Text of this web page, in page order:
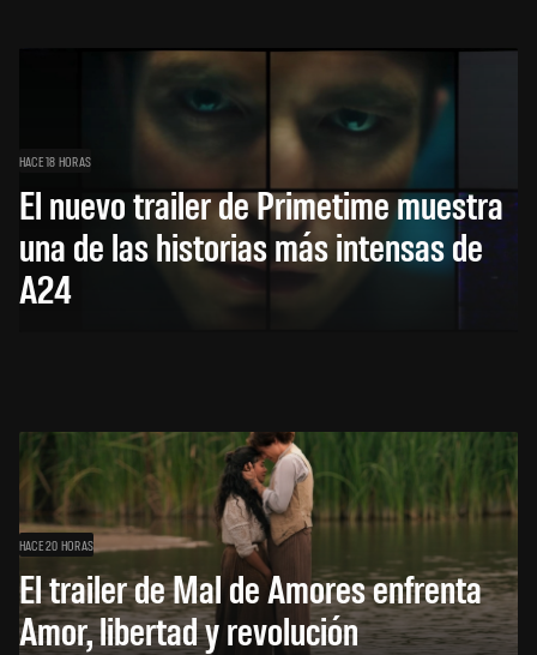
HACE 18 HORAS
El nuevo trailer de Primetime muestra
una de las historias más intensas de
A24
HACE 20 HORAS
El trailer de Mal de Amores enfrenta
Amor, libertad y revolución